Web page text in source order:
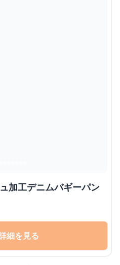
加工デニムバギーパン
細を見る